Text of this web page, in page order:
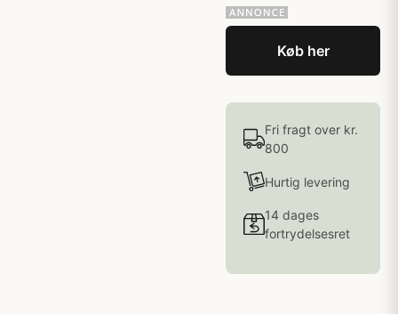
Køb her
Fri fragt over kr.
800
Hurtig levering
14 dages
fortrydelsesret